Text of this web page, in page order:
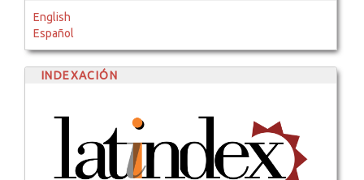
English
Español
INDEXACIÓN